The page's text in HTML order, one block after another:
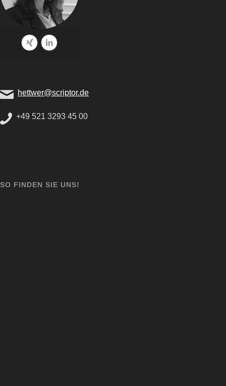
hettwer@scriptor.de
+49 521 3293 45 00
SO FINDEN SIE UNS!